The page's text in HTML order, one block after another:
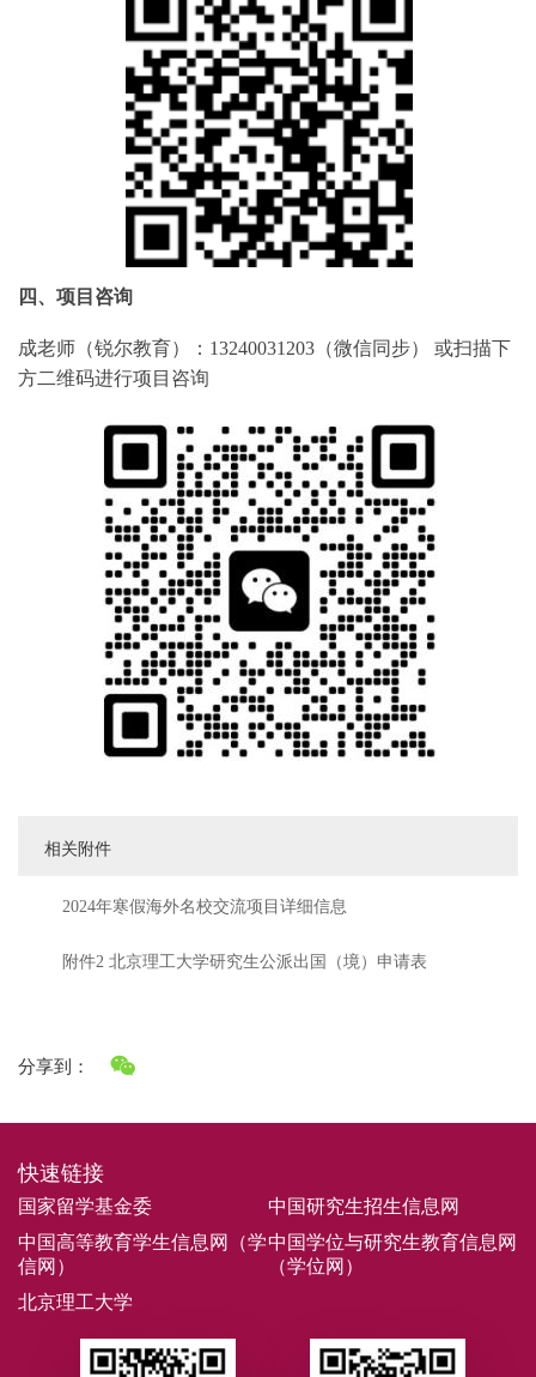
四、项目咨询
成老师 （锐尔教育） ： 13240031203（微信同步）
或扫描下
方二维码进行项目咨询
相关附件
2024年寒假海外名校交流项目详细信息
附件2 北京理工大学研究生公派出国（境）申请表
分享到：
快速链接
国家留学基金委
中国研究生招生信息网
中国高等教育学生信息网（学
信网）
中国学位与研究生教育信息网
（学位网）
北京理工大学